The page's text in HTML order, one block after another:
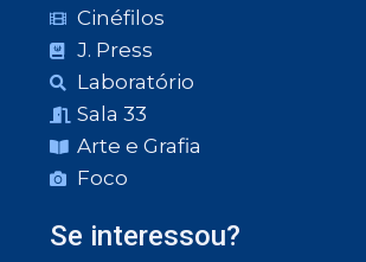
Cinéfilos
J. Press
Laboratório
Sala 33
Arte e Grafia
Foco
Se interessou?